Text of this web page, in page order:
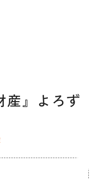
ング
産』よろず